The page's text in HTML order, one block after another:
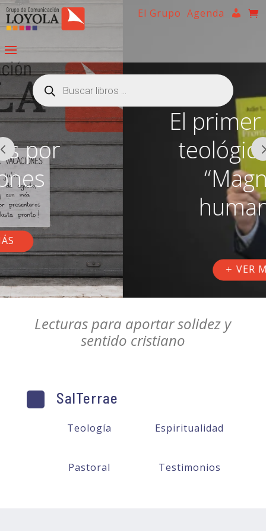
El Grupo Agenda
Búsqueda
de
productos
El primer estudio
teológico sobre
“Magnifica
humanitas”
VER MÁS
Lecturas para aportar solidez y
sentido cristiano
SalTerrae
Teología Espiritualidad
Pastoral Testimonios